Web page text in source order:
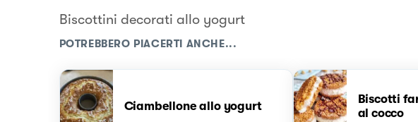
Biscottini decorati allo yogurt
POTREBBERO PIACERTI ANCHE...
Ciambellone allo yogurt
Biscotti
al cocco